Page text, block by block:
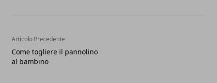
Articolo Precedente
Come togliere il pannolino
al bambino